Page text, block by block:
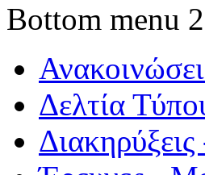
Bottom menu 2
Δελτία